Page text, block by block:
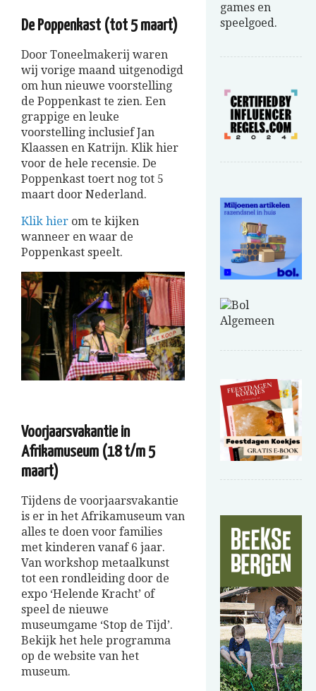
De Poppenkast (tot 5 maart)
Door Toneelmakerij waren
wij vorige maand uitgenodigd
om hun nieuwe voorstelling
de Poppenkast te zien. Een
grappige en leuke
voorstelling inclusief Jan
Klaassen en Katrijn. Klik hier
voor de hele recensie. De
Poppenkast toert nog tot 5
maart door Nederland.
Klik hier om te kijken
wanneer en waar de
Poppenkast speelt.
Voorjaarsvakantie in
Afrikamuseum (18 t/m 5
maart)
Tijdens de voorjaarsvakantie
is er in het Afrikamuseum van
alles te doen voor families
met kinderen vanaf 6 jaar.
Van workshop metaalkunst
tot een rondleiding door de
expo ‘Helende Kracht’ of
speel de nieuwe
museumgame ‘Stop de Tijd’.
Bekijk het hele programma
op de website van het
museum.
games en
speelgoed.